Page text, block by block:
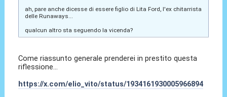
ah, pare anche dicesse di essere figlio di Lita Ford, l'ex chitarrista
delle Runaways...
qualcun altro sta seguendo la vicenda?
Come riassunto generale prenderei in prestito questa
riflessione...
https://x.com/elio_vito/status/1934161930005966894